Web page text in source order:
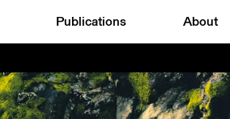
Publications About